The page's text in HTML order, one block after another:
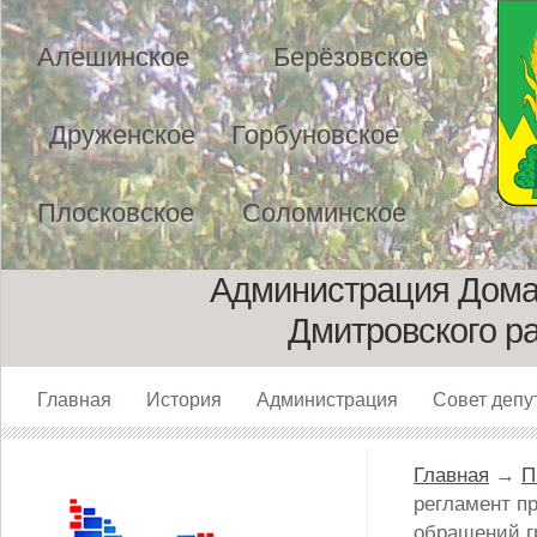
Алешинское Берёзовское
Друженское Горбуновское
Плосковское Соломинское
Главная История Администрация Совет
Администрация
Дмитровского
Главная →
регламент